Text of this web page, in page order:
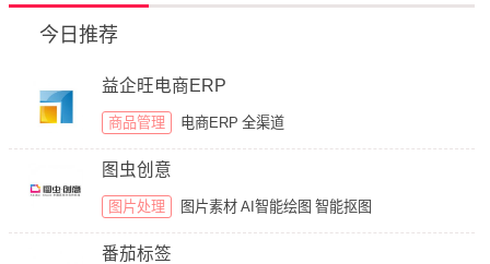
今日推荐
益企旺电商ERP
商品管理 电商ERP 全渠道
图虫创意
图片处理 图片素材 AI智能绘图 智能抠图
番茄标签